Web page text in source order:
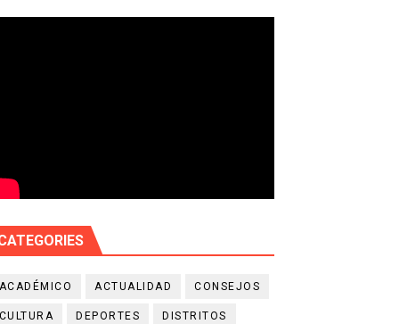
ACADÉMICO ACTUALIDAD CONSEJOS
CULTURA DEPORTES DISTRITOS